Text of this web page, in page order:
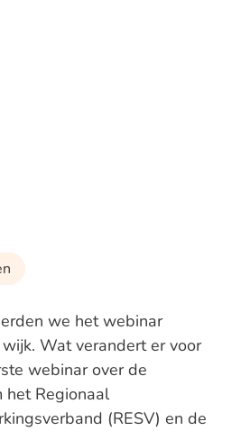
we het webinar
wijk. Wat verandert er voor
webinar over de
Regionaal
(RESV) en de